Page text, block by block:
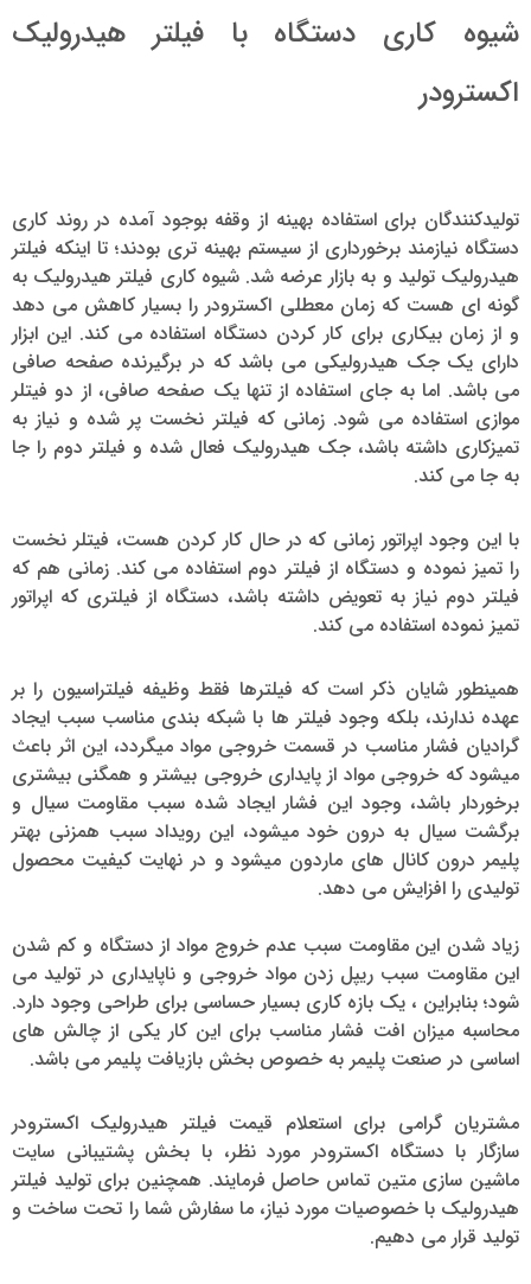
شیوه کاری دستگاه با فیلتر هیدرولیک
اکسترودر
تولیدکنندگان برای استفاده بهینه از وقفه بوجود آمده در روند کاری
دستگاه نیازمند برخورداری از سیستم بهینه تری بودند؛ تا اینکه فیلتر
هیدرولیک تولید و به بازار عرضه شد. شیوه کاری فیلتر هیدرولیک به
گونه ای هست که زمان معطلی اکسترودر را بسیار کاهش می دهد
و از زمان بیکاری برای کار کردن دستگاه استفاده می کند. این ابزار
دارای یک جک هیدرولیکی می باشد که در برگیرنده صفحه صافی
می باشد. اما به جای استفاده از تنها یک صفحه صافی، از دو فیتلر
موازی استفاده می شود. زمانی که فیلتر نخست پر شده و نیاز به
تمیزکاری داشته باشد، جک هیدرولیک فعال شده و فیلتر دوم را جا
به جا می کند.
با این وجود اپراتور زمانی که در حال کار کردن هست، فیتلر نخست
را تمیز نموده و دستگاه از فیلتر دوم استفاده می کند. زمانی هم که
فیلتر دوم نیاز به تعویض داشته باشد، دستگاه از فیلتری که اپراتور
تمیز نموده استفاده می کند.
همینطور شایان ذکر است که فیلترها فقط وظیفه فیلتراسیون را بر
عهده ندارند، بلکه وجود فیلتر ها با شبکه بندی مناسب سبب ایجاد
گرادیان فشار مناسب در قسمت خروجی مواد میگردد، این اثر باعث
میشود که خروجی مواد از پایداری خروجی بیشتر و همگنی بیشتری
برخوردار باشد، وجود این فشار ایجاد شده سبب مقاومت سیال و
برگشت سیال به درون خود میشود، این رویداد سبب همزنی بهتر
پلیمر درون کانال های ماردون میشود و در نهایت کیفیت محصول
تولیدی را افزایش می دهد.
زیاد شدن این مقاومت سبب عدم خروج مواد از دستگاه و کم شدن
این مقاومت سبب ریپل زدن مواد خروجی و ناپایداری در تولید می
شود؛ بنابراین ، یک بازه کاری بسیار حساسی برای طراحی وجود دارد.
محاسبه میزان افت فشار مناسب برای این کار یکی از چالش های
اساسی در صنعت پلیمر به خصوص بخش بازیافت پلیمر می باشد.
مشتریان گرامی برای استعلام قیمت فیلتر هیدرولیک اکسترودر
سازگار با دستگاه اکسترودر مورد نظر، با بخش پشتیبانی سایت
ماشین سازی متین تماس حاصل فرمایند. همچنین برای تولید فیلتر
هیدرولیک با خصوصیات مورد نیاز، ما سفارش شما را تحت ساخت و
تولید قرار می دهیم.